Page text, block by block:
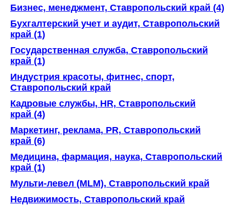
Бизнес, менеджмент, Ставропольский край (4)
Бухгалтерский учет и аудит, Ставропольский
край (1)
Государственная служба, Ставропольский
край (1)
Индустрия красоты, фитнес, спорт,
Ставропольский край
Кадровые службы, HR, Ставропольский
край (4)
Маркетинг, реклама, PR, Ставропольский
край (6)
Медицина, фармация, наука, Ставропольский
край (1)
Мульти-левел (MLM), Ставропольский край
Недвижимость, Ставропольский край